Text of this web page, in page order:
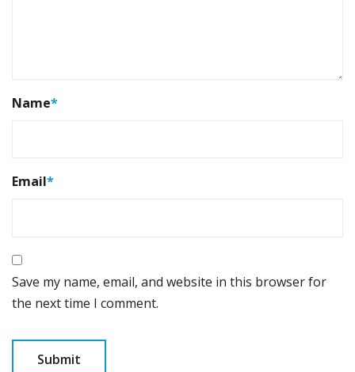
Name*
Email*
Save my name, email, and website in this browser for
the next time I comment.